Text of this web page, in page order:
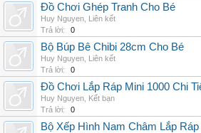
Đồ Chơi Ghép Tranh Cho Bé
Huy Nguyen Liên kết
Trả lời:
0
Bộ Búp Bê Chibi 28cm Cho Bé
Huy Nguyen Liên kết
Trả lời:
0
Đồ Chơi Lắp Ráp Mini 1000 Chi
Huy Nguyen Kết bạn
Trả lời:
0
Bộ Xếp Hình Nam Châm Lắp